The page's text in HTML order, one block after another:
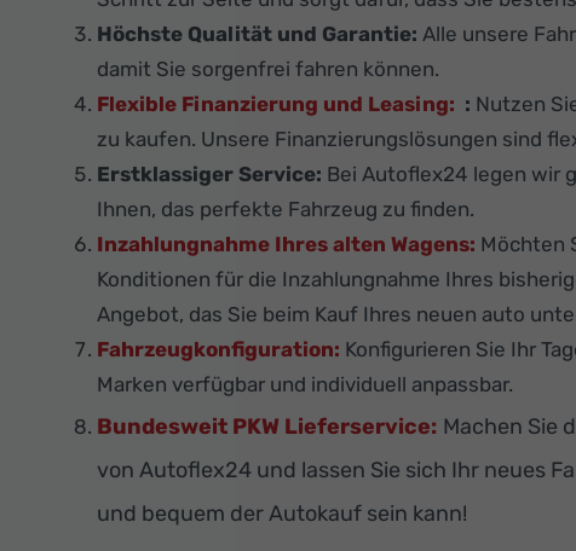
Höchste Qualität und Garantie: Alle unsere
damit Sie sorgenfrei fahren können.
Flexible Finanzierung und Leasing: : Nutzen
zu kaufen. Unsere Finanzierungslösungen sind
Erstklassiger Service: Bei Autoflex24 legen wir
Ihnen, das perfekte Fahrzeug zu finden.
Inzahlungnahme Ihres alten Wagens: Möchten
Konditionen für die Inzahlungnahme Ihres
Angebot, das Sie beim Kauf Ihres neuen auto
Fahrzeugkonfiguration: Konfigurieren Sie Ihr
Marken verfügbar und individuell anpassbar.
Bundesweit PKW Lieferservice: Machen Sie
von Autoflex24 und lassen Sie sich Ihr neues
und bequem der Autokauf sein kann!